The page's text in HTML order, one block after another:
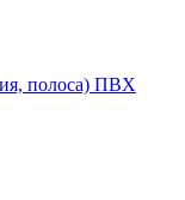
полоса) ПВХ